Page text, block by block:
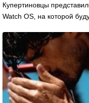
Купертиновцы
Watch OS, на которой